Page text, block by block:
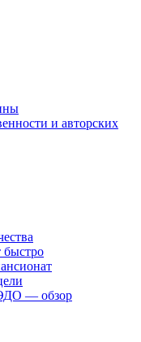
и авторских
быстро
— обзор